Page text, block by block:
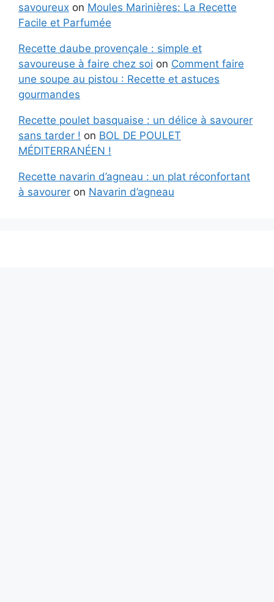
savoureux on Moules Marinières: La Recette
Facile et Parfumée
Recette daube provençale : simple et
savoureuse à faire chez soi on Comment faire
une soupe au pistou : Recette et astuces
gourmandes
Recette poulet basquaise : un délice à savourer
sans tarder ! on BOL DE POULET
MÉDITERRANÉEN !
Recette navarin d’agneau : un plat réconfortant
à savourer on Navarin d’agneau